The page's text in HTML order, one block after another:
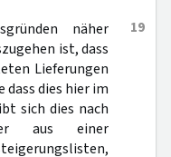
19
näher
ist, dass
Lieferungen
dass dies hier im
sich dies nach
aus einer